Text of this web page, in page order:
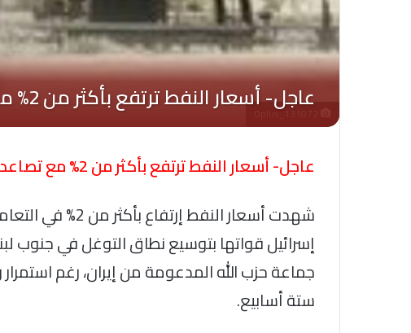
عاجل- أسعار النفط ترتفع بأكثر من 2% مع تصاعد التوترات في لبنان
شهدت أسعار النفط
إسرائيل قواتها بتوسيع نطاق التوغل في جنوب
جماعة حزب الله المدعومة من إيران، رغم
ستة أسابيع.